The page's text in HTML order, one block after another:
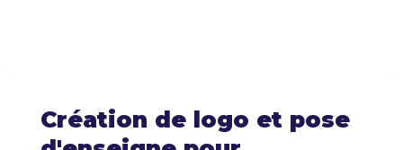
Création de logo et pose